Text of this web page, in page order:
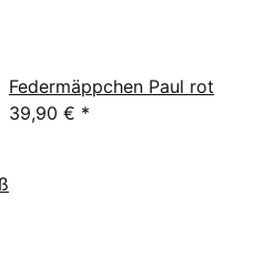
Federmäppchen Paul rot
39,90 € *